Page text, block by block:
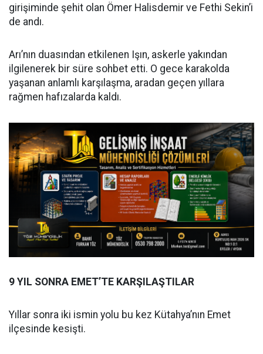
girişiminde şehit olan Ömer Halisdemir ve Fethi Sekin’i
de andı.
Arı’nın duasından etkilenen Işın, askerle yakından
ilgilenerek bir süre sohbet etti. O gece karakolda
yaşanan anlamlı karşılaşma, aradan geçen yıllara
rağmen hafızalarda kaldı.
9 YIL SONRA EMET’TE KARŞILAŞTILAR
Yıllar sonra iki ismin yolu bu kez Kütahya’nın Emet
ilçesinde kesişti.